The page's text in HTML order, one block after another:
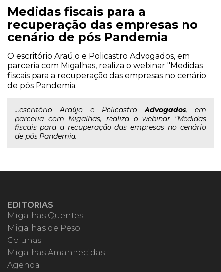
Medidas fiscais para a
recuperação das empresas no
cenário de pós Pandemia
O escritório Araújo e Policastro Advogados, em
parceria com Migalhas, realiza o webinar "Medidas
fiscais para a recuperação das empresas no cenário
de pós Pandemia.
...escritório Araújo e PolicastroAdvogados, em
parceria com Migalhas, realiza o webinar "Medidas
fiscais para a recuperação das empresas no cenário
de pós Pandemia.
EDITORIAS
Migalhas Quentes
Migalhas de Peso
Colunas
Migalhas Amanhecidas
Agenda